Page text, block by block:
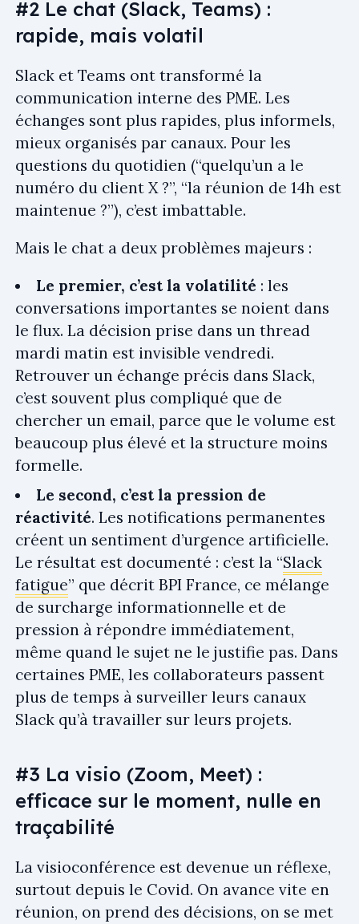
#2 Le chat (Slack, Teams) :
rapide, mais volatil
Slack et Teams ont transformé la
communication interne des PME. Les
échanges sont plus rapides, plus informels,
mieux organisés par canaux. Pour les
questions du quotidien (“quelqu’un a le
numéro du client X ?”, “la réunion de 14h est
maintenue ?”), c’est imbattable.
Mais le chat a deux problèmes majeurs :
Le premier, c’est la volatilité : les
conversations importantes se noient dans
le flux. La décision prise dans un thread
mardi matin est invisible vendredi.
Retrouver un échange précis dans Slack,
c’est souvent plus compliqué que de
chercher un email, parce que le volume est
beaucoup plus élevé et la structure moins
formelle.
Le second, c’est la pression de
réactivité. Les notifications permanentes
créent un sentiment d’urgence artificielle.
Le résultat est documenté : c’est la “Slack
fatigue” que décrit BPI France, ce mélange
de surcharge informationnelle et de
pression à répondre immédiatement,
même quand le sujet ne le justifie pas. Dans
certaines PME, les collaborateurs passent
plus de temps à surveiller leurs canaux
Slack qu’à travailler sur leurs projets.
#3 La visio (Zoom, Meet) :
efficace sur le moment, nulle en
traçabilité
La visioconférence est devenue un réflexe,
surtout depuis le Covid. On avance vite en
réunion, on prend des décisions, on se met